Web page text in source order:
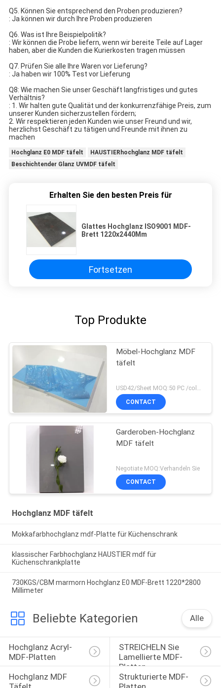
Q5. Können Sie entsprechend den Proben produzieren?
: Ja können wir durch Ihre Proben produzieren
Q6. Was ist Ihre Beispielpolitik?
: Wir können die Probe liefern, wenn wir bereite Teile auf Lager
haben, aber die Kunden die Kurierkosten tragen müssen
Q7. Prüfen Sie alle Ihre Waren vor Lieferung?
: Ja haben wir 100% Test vor Lieferung
Q8: Wie machen Sie unser Geschäft langfristiges und gutes
Verhältnis?
: 1. Wir halten gute Qualität und der konkurrenzfähige Preis, zum
unserer Kunden sicherzustellen fördern;
2. Wir respektieren jeden Kunden wie unser Freund und wir,
herzlichst Geschäft zu tätigen und Freunde mit ihnen zu
machen
Hochglanz E0 MDF täfelt
HAUSTIERhochglanz MDF täfelt
Beschichtender Glanz UVMDF täfelt
Erhalten Sie den besten Preis für
Glattes Hochglanz ISO9001 MDF-
Brett 1220x2440Mm
Fortsetzen
Top Produkte
Möbel-Hochglanz MDF
täfelt
CONTACT
Garderoben-Hochglanz
MDF täfelt
Negotiate MOQ:Verhandeln Sie
CONTACT
Hochglanz MDF täfelt
Mokkafarbhochglanz mdf-Platte für Küchenschrank
klassischer Farbhochglanz HAUSTIER mdf für
Küchenschrankplatte
730KGS/CBM marmorn Hochglanz E0 MDF-Brett 1220*2800
Millimeter
Beliebte Kategorien Alle
Hochglanz Acryl-
MDF-Platten
STREICHELN Sie
Lamellierte MDF-
Platten
Hochglanz MDF
Strukturierte MDF-